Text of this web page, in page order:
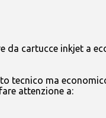
cartucce inkjet a
tecnico ma
attenzione a: